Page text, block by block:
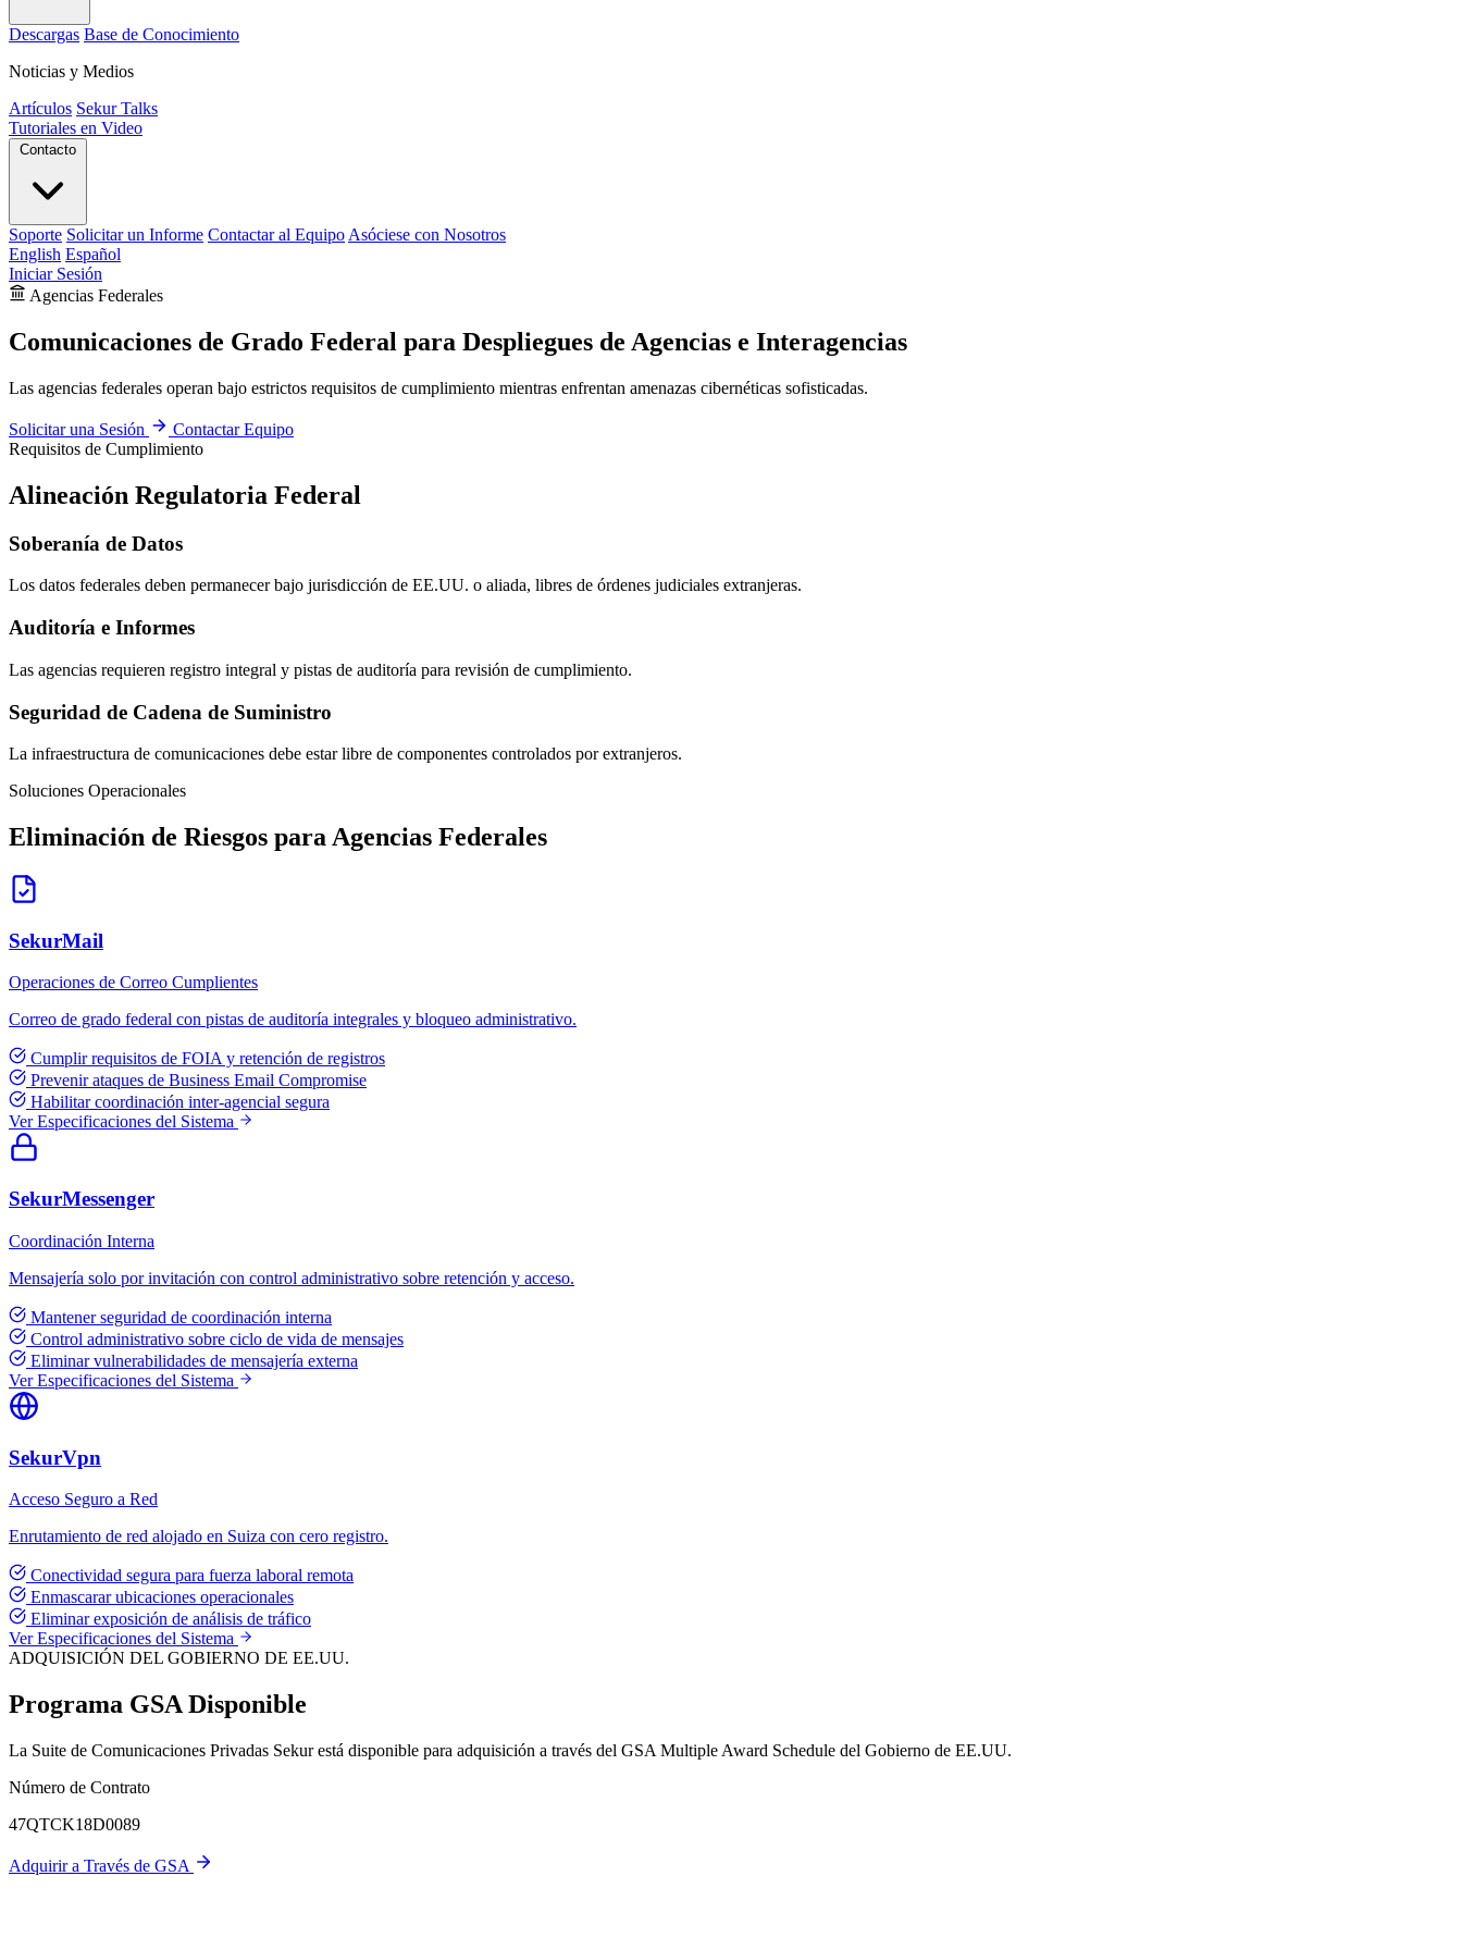
Descargas Base de Conocimiento
Noticias y Medios
Artículos Sekur Talks
Tutoriales en Video
Contacto
Soporte Solicitar un Informe Contactar al Equipo Asóciese con Nosotros
English Español
Iniciar Sesión
Agencias Federales
Comunicaciones de Grado Federal para Despliegues de Agencias e Interagencias
Las agencias federales operan bajo estrictos requisitos de cumplimiento mientras enfrentan amenazas cibernéticas sofisticadas.
Solicitar una Sesión
Contactar Equipo
Requisitos de Cumplimiento
Alineación Regulatoria Federal
Soberanía de Datos
Los datos federales deben permanecer bajo jurisdicción de EE.UU. o aliada, libres de órdenes judiciales extranjeras.
Auditoría e Informes
Las agencias requieren registro integral y pistas de auditoría para revisión de cumplimiento.
Seguridad de Cadena de Suministro
La infraestructura de comunicaciones debe estar libre de componentes controlados por extranjeros.
Soluciones Operacionales
Eliminación de Riesgos para Agencias Federales
SekurMail
Operaciones de Correo Cumplientes
Correo de grado federal con pistas de auditoría integrales y bloqueo administrativo.
Cumplir requisitos de FOIA y retención de registros
Prevenir ataques de Business Email Compromise
Habilitar coordinación inter-agencial segura
Ver Especificaciones del Sistema
SekurMessenger
Coordinación Interna
Mensajería solo por invitación con control administrativo sobre retención y acceso.
Mantener seguridad de coordinación interna
Control administrativo sobre ciclo de vida de mensajes
Eliminar vulnerabilidades de mensajería externa
Ver Especificaciones del Sistema
SekurVpn
Acceso Seguro a Red
Enrutamiento de red alojado en Suiza con cero registro.
Conectividad segura para fuerza laboral remota
Enmascarar ubicaciones operacionales
Eliminar exposición de análisis de tráfico
Ver Especificaciones del Sistema
ADQUISICIÓN DEL GOBIERNO DE EE.UU.
Programa GSA Disponible
La Suite de Comunicaciones Privadas Sekur está disponible para adquisición a través del GSA Multiple Award Schedule del Gobierno de EE.UU.
Número de Contrato
47QTCK18D0089
Adquirir a Través de GSA